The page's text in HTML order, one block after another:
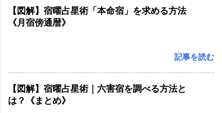
【図解】宿曜占星術「本命宿」を求める方法
《月宿傍通暦》
記事を読む
【図解】宿曜占星術｜六害宿を調べる方法と
は？《まとめ》